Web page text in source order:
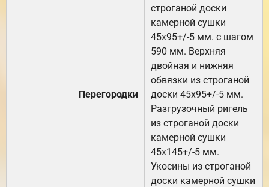
Перегородки
строганой доски
камерной сушки
45х95+/-5 мм. с шагом
590 мм. Верхняя
двойная и нижняя
обвязки из строганой
доски 45х95+/-5 мм.
Разгрузочный ригель
из строганой доски
камерной сушки
45х145+/-5 мм.
Укосины из строганой
доски камерной сушки